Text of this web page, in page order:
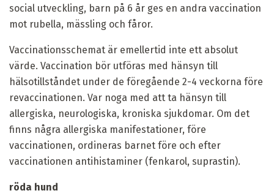
social utveckling, barn på 6 år ges en andra vaccination
mot rubella, mässling och fåror.
Vaccinationsschemat är emellertid inte ett absolut
värde. Vaccination bör utföras med hänsyn till
hälsotillståndet under de föregående 2-4 veckorna före
revaccinationen. Var noga med att ta hänsyn till
allergiska, neurologiska, kroniska sjukdomar. Om det
finns några allergiska manifestationer, före
vaccinationen, ordineras barnet före och efter
vaccinationen antihistaminer (fenkarol, suprastin).
röda hund